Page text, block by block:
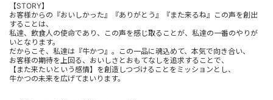
【STORY】
お客様からの『おいしかった』『ありがとう』『また来るね』この声を創出
することは、
私達、飲食人の使命であり、この声を感じ取ることが、私達の一番のやりが
いとなります。
だからこそ、私達は『牛かつ』。この一品に魂込めて、本気で向き合い、
お客様の期待を上回る、おいしさとおもてなしを追求することで、
【また来たいという感情】を創造しつづけることをミッションとし、
牛かつの未来を広げてまいります。